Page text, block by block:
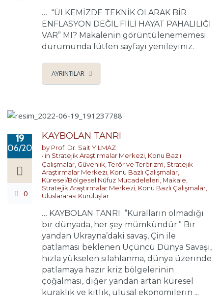
… “ÜLKEMİZDE TEKNİK OLARAK BİR
ENFLASYON DEĞİL FİİLİ HAYAT PAHALILIĞI
VAR” MI? Makalenin görüntülenememesi
durumunda lütfen sayfayı yenileyiniz.
AYRINTILAR
19
06/2022
0
KAYBOLAN TANRI
by Prof. Dr. Sait YILMAZ
in Stratejik Araştırmalar Merkezi Konu Bazlı
Çalışmalar Güvenlik, Terör ve Terörizm Stratejik
Araştırmalar Merkezi Konu Bazlı Çalışmalar
Küresel/Bölgesel Nüfuz Mücadeleleri Makale
Stratejik Araştırmalar Merkezi Konu Bazlı Çalışmalar
Uluslararası Kuruluşlar
… KAYBOLAN TANRI “Kuralların olmadığı
bir dünyada, her şey mümkündür.” Bir
yandan Ukrayna’daki savaş, Çin ile
patlaması beklenen Üçüncü Dünya Savaşı,
hızla yükselen silahlanma, dünya üzerinde
patlamaya hazır kriz bölgelerinin
çoğalması, diğer yandan artan küresel
kuraklık ve kıtlık, ulusal ekonomilerin ...